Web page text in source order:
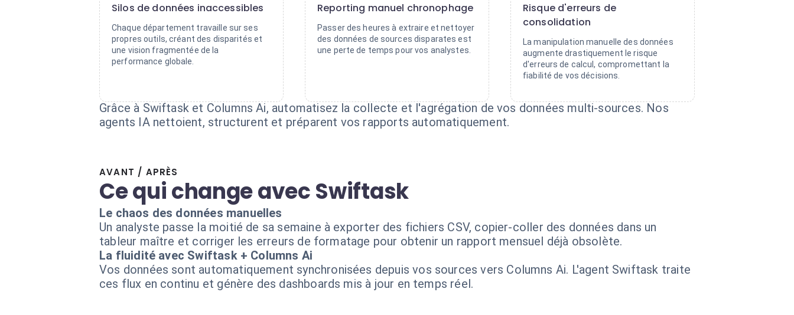
Silos de données inaccessibles
Chaque département travaille sur ses
propres outils, créant des disparités et
une vision fragmentée de la
performance globale.
Reporting manuel chronophage
Passer des heures à extraire et nettoyer
des données de sources disparates est
une perte de temps pour vos analystes.
Risque d'erreurs de
consolidation
La manipulation manuelle des données
augmente drastiquement le risque
d'erreurs de calcul, compromettant la
fiabilité de vos décisions.
Grâce à Swiftask et Columns Ai, automatisez la collecte et l'agrégation de vos données multi-sources. Nos
agents IA nettoient, structurent et préparent vos rapports automatiquement.
AVANT / APRÈS
Ce qui change avec Swiftask
Le chaos des données manuelles
Un analyste passe la moitié de sa semaine à exporter des fichiers CSV, copier-coller des données dans un
tableur maître et corriger les erreurs de formatage pour obtenir un rapport mensuel déjà obsolète.
La fluidité avec Swiftask + Columns Ai
Vos données sont automatiquement synchronisées depuis vos sources vers Columns Ai. L'agent Swiftask traite
ces flux en continu et génère des dashboards mis à jour en temps réel.